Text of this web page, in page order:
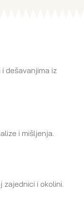
dešavanjima iz
i mišljenja.
zajednici i okolini.